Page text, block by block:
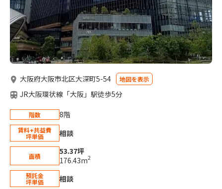
大阪府大阪市北区大深町5-54 地図を表示
JR大阪環状線「大阪」駅徒歩5分
階数 8階
賃料+共益費
坪単価 相談
面積
53.37坪
176.43m2
預託金
坪単価 相談